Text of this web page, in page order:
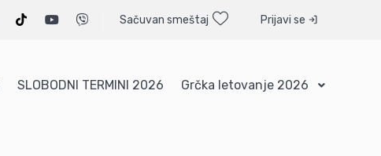
Sačuvan smeštaj Prijavi se
SLOBODNI TERMINI 2026 Grčka letovanje 2026